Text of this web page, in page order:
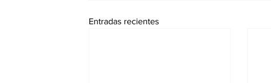
Entradas recientes